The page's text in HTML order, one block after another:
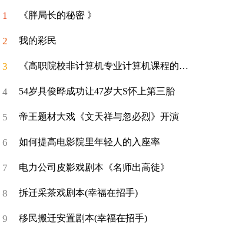
1 《胖局长的秘密 》
2 我的彩民
3 《高职院校非计算机专业计算机课程的教学改进策略探析》
4 54岁具俊晔成功让47岁大S怀上第三胎
5 帝王题材大戏《文天祥与忽必烈》开演
6 如何提高电影院里年轻人的入座率
7 电力公司皮影戏剧本《名师出高徒》
8 拆迁采茶戏剧本(幸福在招手)
9 移民搬迁安置剧本(幸福在招手)